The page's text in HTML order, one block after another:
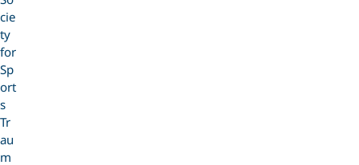
cie
ty
for
Sp
ort
s
Tr
au
m